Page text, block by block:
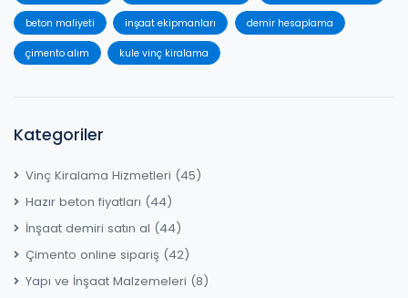
beton maliyeti inşaat ekipmanları demir hesaplama
çimento alım kule vinç kiralama
Kategoriler
Vinç Kiralama Hizmetleri (45)
Hazır beton fiyatları (44)
İnşaat demiri satın al (44)
Çimento online sipariş (42)
Yapı ve İnşaat Malzemeleri (8)